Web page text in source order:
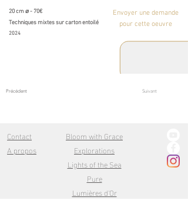
20 cm ⌀ - 70€
Techniques mixtes sur carton entoilé
2024
Envoyer une demande
pour cette oeuvre
Précédent Suivant
Contact
A propos
Bloom with Grace
Explorations
Lights of the Sea
Pure
Lumières d'Or